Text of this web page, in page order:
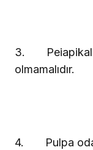
3.
olmamalıdır.
4.
Pulpa